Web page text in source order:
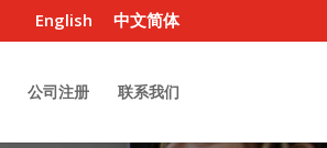
English 中文简体
公司注册 联系我们